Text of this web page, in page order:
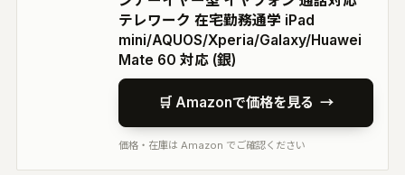
テレワーク 在宅勤務通学 iPad
mini/AQUOS/Xperia/Galaxy/Huawei
Mate 60 対応 (銀)
🛒 Amazonで価格を見る →
価格・在庫は Amazon でご確認ください